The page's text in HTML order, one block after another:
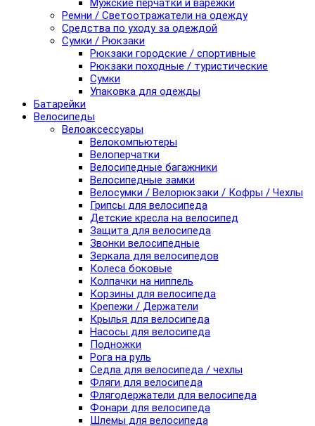
Мужские перчатки и варежки
Ремни / Светоотражатели на одежду
Средства по уходу за одеждой
Сумки / Рюкзаки
Рюкзаки городские / спортивные
Рюкзаки походные / туристические
Сумки
Упаковка для одежды
Батарейки
Велосипеды
Велоаксессуары
Велокомпьютеры
Велоперчатки
Велосипедные багажники
Велосипедные замки
Велосумки / Велорюкзаки / Кофры / Чехлы
Грипсы для велосипеда
Детские кресла на велосипед
Защита для велосипеда
Звонки велосипедные
Зеркала для велосипедов
Колеса боковые
Колпачки на ниппель
Корзины для велосипеда
Крепежи / Держатели
Крылья для велосипеда
Насосы для велосипеда
Подножки
Рога на руль
Седла для велосипеда / чехлы
Фляги для велосипеда
Флягодержатели для велосипеда
Фонари для велосипеда
Шлемы для велосипеда